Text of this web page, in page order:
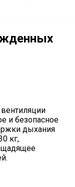
и безопасное
дыхания
кг,
щадящее